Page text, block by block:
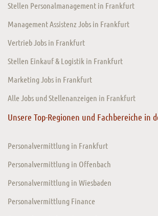
Stellen Personalmanagement in Frankfurt
Management Assistenz Jobs in Frankfurt
Vertrieb Jobs in Frankfurt
Stellen Einkauf & Logistik in Frankfurt
Marketing Jobs in Frankfurt
Alle Jobs und Stellenanzeigen in Frankfurt
Unsere Top-Regionen und Fachbereiche in
Personalvermittlung in Frankfurt
Personalvermittlung in Offenbach
Personalvermittlung in Wiesbaden
Personalvermittlung Finance